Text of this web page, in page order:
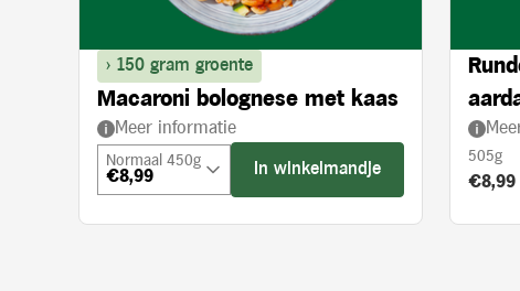
> 150 gram groente
Macaroni bolognese met kaas
Meer informatie
Normaal 450g
€8,99 In winkelmandje
505g
€8,99